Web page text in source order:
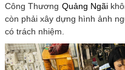
Công Thương Quảng Ngãi
còn phải xây dựng hình ảnh
có trách nhiệm.